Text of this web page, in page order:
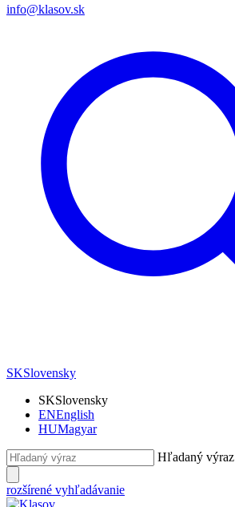
info@klasov.sk
SKSlovensky
SKSlovensky
ENEnglish
HUMagyar
Hľadaný výraz
rozšírené vyhľadávanie